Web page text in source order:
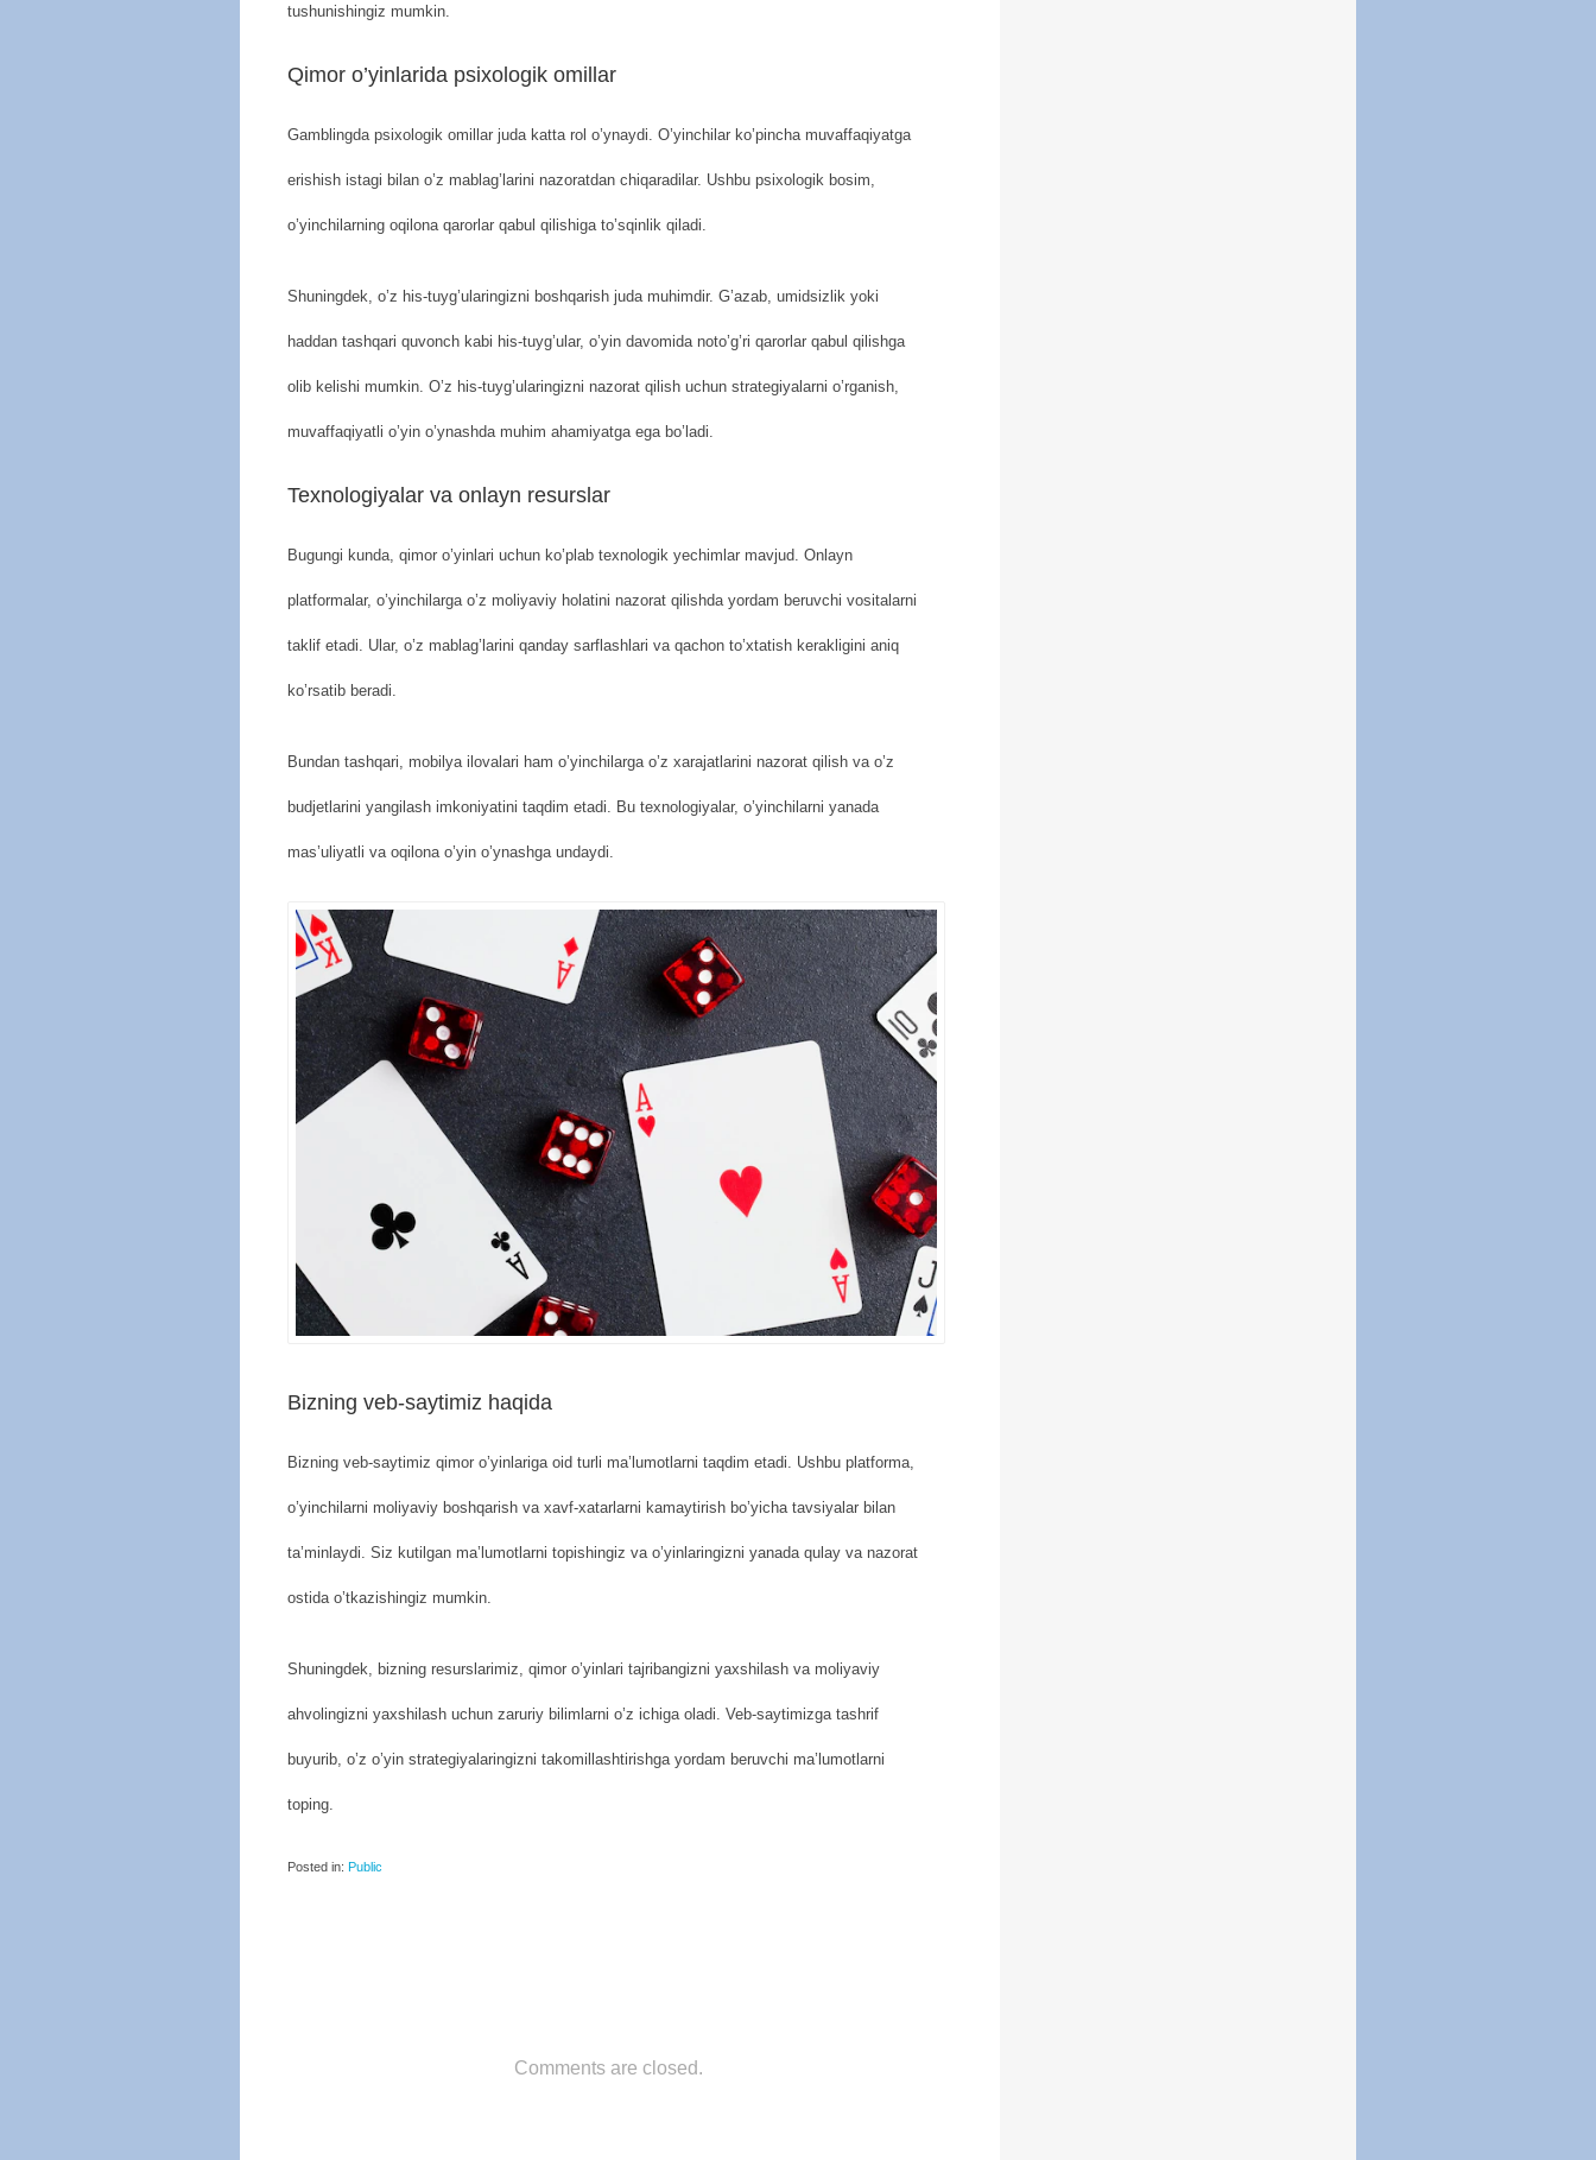
tushunishingiz mumkin.
Qimor o’yinlarida psixologik omillar
Gamblingda psixologik omillar juda katta rol o’ynaydi. O’yinchilar ko’pincha muvaffaqiyatga
erishish istagi bilan o’z mablag’larini nazoratdan chiqaradilar. Ushbu psixologik bosim,
o’yinchilarning oqilona qarorlar qabul qilishiga to’sqinlik qiladi.
Shuningdek, o’z his-tuyg’ularingizni boshqarish juda muhimdir. G’azab, umidsizlik yoki
haddan tashqari quvonch kabi his-tuyg’ular, o’yin davomida noto’g’ri qarorlar qabul qilishga
olib kelishi mumkin. O’z his-tuyg’ularingizni nazorat qilish uchun strategiyalarni o’rganish,
muvaffaqiyatli o’yin o’ynashda muhim ahamiyatga ega bo’ladi.
Texnologiyalar va onlayn resurslar
Bugungi kunda, qimor o’yinlari uchun ko’plab texnologik yechimlar mavjud. Onlayn
platformalar, o’yinchilarga o’z moliyaviy holatini nazorat qilishda yordam beruvchi vositalarni
taklif etadi. Ular, o’z mablag’larini qanday sarflashlari va qachon to’xtatish kerakligini aniq
ko’rsatib beradi.
Bundan tashqari, mobilya ilovalari ham o’yinchilarga o’z xarajatlarini nazorat qilish va o’z
budjetlarini yangilash imkoniyatini taqdim etadi. Bu texnologiyalar, o’yinchilarni yanada
mas’uliyatli va oqilona o’yin o’ynashga undaydi.
Bizning veb-saytimiz haqida
Bizning veb-saytimiz qimor o’yinlariga oid turli ma’lumotlarni taqdim etadi. Ushbu platforma,
o’yinchilarni moliyaviy boshqarish va xavf-xatarlarni kamaytirish bo’yicha tavsiyalar bilan
ta’minlaydi. Siz kutilgan ma’lumotlarni topishingiz va o’yinlaringizni yanada qulay va nazorat
ostida o’tkazishingiz mumkin.
Shuningdek, bizning resurslarimiz, qimor o’yinlari tajribangizni yaxshilash va moliyaviy
ahvolingizni yaxshilash uchun zaruriy bilimlarni o’z ichiga oladi. Veb-saytimizga tashrif
buyurib, o’z o’yin strategiyalaringizni takomillashtirishga yordam beruvchi ma’lumotlarni
toping.
Posted in: Public
Comments are closed.